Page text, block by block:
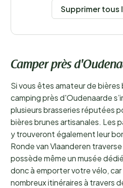
Supprimer tous
Camper près
Si vous êtes amateur de bières
camping près d'Oudenaarde
plusieurs brasseries réputées
bières brunes artisanales. Les
y trouveront également leur
Ronde van Vlaanderen
possède même un musée
donc à emporter votre vélo,
nombreux itinéraires à travers